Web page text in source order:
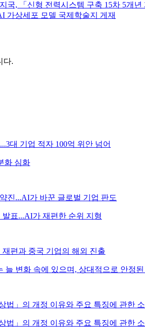
국, 「신형 전력시스템 구축 15차 5개년
가상세포 모델 국제학술지 게재
다.
대 기업 적자 100억 위안 넘어
화 심화
진...AI가 바꾼 글로벌 기업 판도
발표...AI가 재편한 순위 지형
편과 중국 기업의 해외 진출
늘 변화 속에 있으며, 상대적으로 안정
법」의 개정 이유와 주요 특징에 관한
법」의 개정 이유와 주요 특징에 관한